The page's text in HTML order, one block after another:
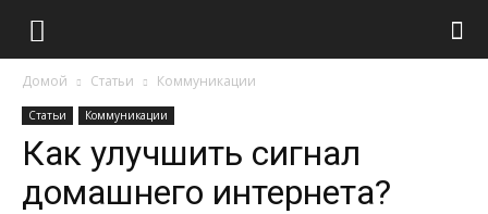
Домой Статьи Коммуникации
Статьи Коммуникации
Как улучшить сигнал
домашнего интернета?